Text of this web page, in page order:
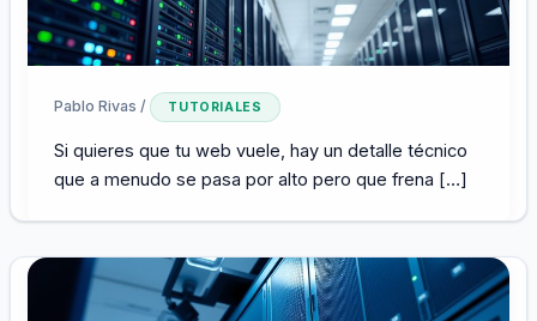
Pablo Rivas / TUTORIALES
Si quieres que tu web vuele, hay un detalle técnico
que a menudo se pasa por alto pero que frena […]